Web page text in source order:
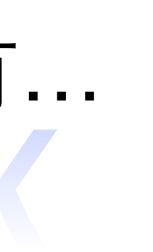
共有分类：网络安全